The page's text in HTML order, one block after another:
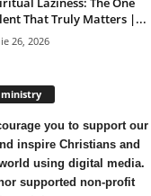
That Truly Matters |...
26, 2026
you to support our
inspire Christians and
using digital media.
supported non-profit